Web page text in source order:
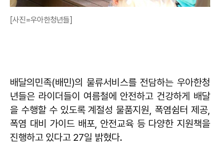
[사진=우아한청년들]
배달의민족(배민)의 물류서비스를 전담하는 우아한청
년들은 라이더들이 여름철에 안전하고 건강하게 배달
을 수행할 수 있도록 계절성 물품지원, 폭염쉼터 제공,
폭염 대비 가이드 배포, 안전교육 등 다양한 지원책을
진행하고 있다고 27일 밝혔다.